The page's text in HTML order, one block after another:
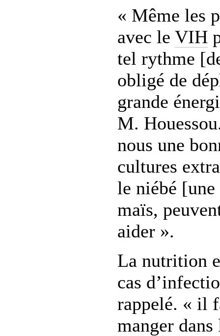
« Même les
avec le VIH
tel rythme
obligé de
grande
M.
nous une
cultures
le niébé
maïs,
aider ».
La nutrition
cas
rappelé. « il
manger